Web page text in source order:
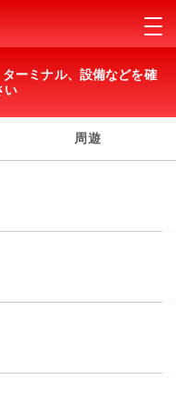
ーミナル、設備などを確
い
周遊